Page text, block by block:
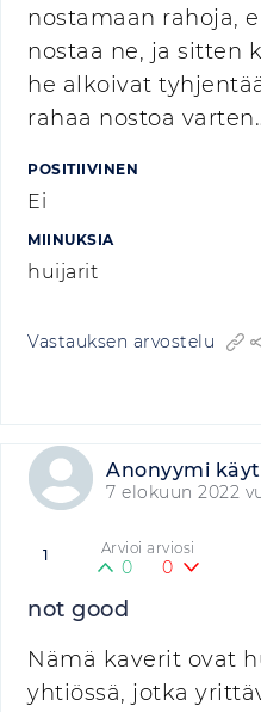
nostamaan rahoja,
nostaa ne, ja sitten
he alkoivat
rahaa nostoa
POSITIIVINEN
Ei
MIINUKSIA
huijarit
Vastauksen arvostelu
Anonyymi
7 elokuun 2022
1 Arvioi arviosi
0 0
not good
Nämä kaverit ovat
yhtiössä, jotka